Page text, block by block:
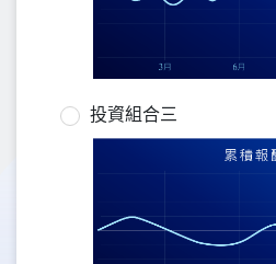
投資組合三